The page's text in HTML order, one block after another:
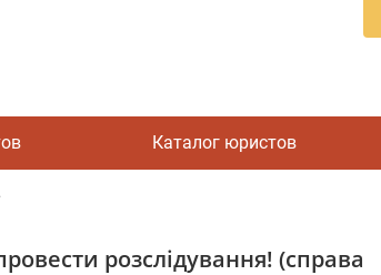
Каталог юристов
розслідування! (справа